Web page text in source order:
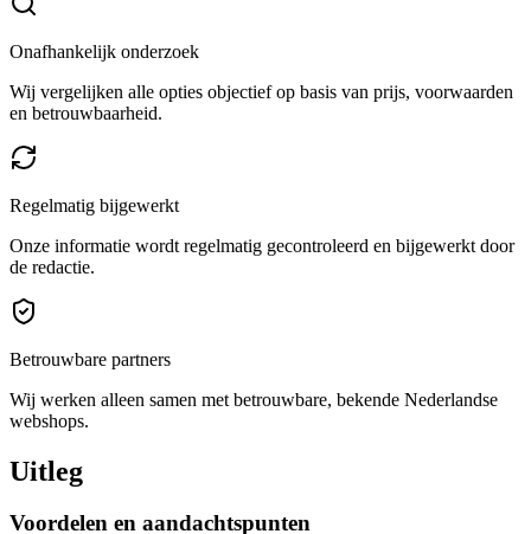
Onafhankelijk onderzoek
Wij vergelijken alle opties objectief op basis van prijs, voorwaarden
en betrouwbaarheid.
Regelmatig bijgewerkt
Onze informatie wordt regelmatig gecontroleerd en bijgewerkt door
de redactie.
Betrouwbare partners
Wij werken alleen samen met betrouwbare, bekende Nederlandse
webshops.
Uitleg
Voordelen en aandachtspunten